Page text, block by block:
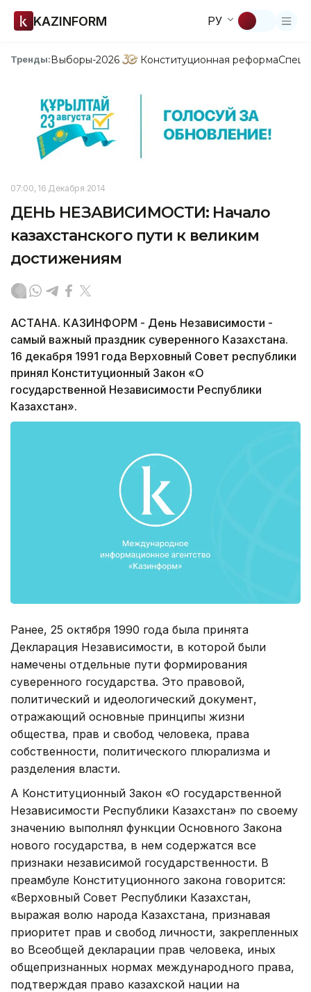
KAZINFORM РУ
Тренды:Выборы-2026 Конституционная реформа
07:00, 16 Декабря 2014
ДЕНЬ НЕЗАВИСИМОСТИ: Начало
казахстанского пути к великим
достижениям
АСТАНА. КАЗИНФОРМ - День Независимости -
самый важный праздник суверенного Казахстана.
16 декабря 1991 года Верховный Совет республики
принял Конституционный Закон «О
государственной Независимости Республики
Казахстан».
Ранее, 25 октября 1990 года была принята
Декларация Независимости, в которой были
намечены отдельные пути формирования
суверенного государства. Это правовой,
политический и идеологический документ,
отражающий основные принципы жизни
общества, прав и свобод человека, права
собственности, политического плюрализма и
разделения власти.
А Конституционный Закон «О государственной
Независимости Республики Казахстан» по своему
значению выполнял функции Основного Закона
нового государства, в нем содержатся все
признаки независимой государственности. В
преамбуле Конституционного закона говорится:
«Верховный Совет Республики Казахстан,
выражая волю народа Казахстана, признавая
приоритет прав и свобод личности, закрепленных
во Всеобщей декларации прав человека, иных
общепризнанных нормах международного права,
подтверждая право казахской нации на